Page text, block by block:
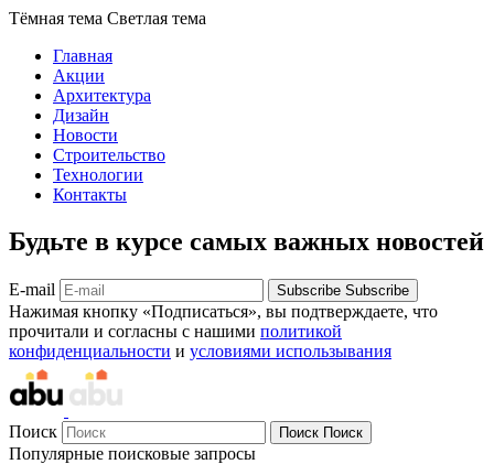
Тёмная тема Светлая тема
Главная
Акции
Архитектура
Дизайн
Новости
Строительство
Технологии
Контакты
Будьте в курсе самых важных новостей
E-mail Subscribe Subscribe
Нажимая кнопку «Подписаться», вы подтверждаете, что
прочитали и согласны с нашими политикой
конфиденциальности и условиями использывания
Поиск Поиск Поиск
Популярные поисковые запросы